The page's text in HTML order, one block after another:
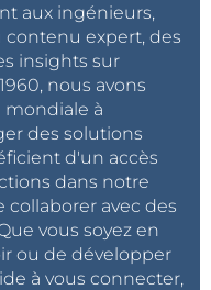
aux ingénieurs,
contenu expert, des
insights sur
nous avons
à
des solutions
d'un accès
dans notre
avec des
vous soyez en
ou de développer
à vous connecter,